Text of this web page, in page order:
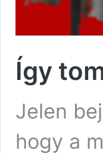
Így
Jelen
hogy a